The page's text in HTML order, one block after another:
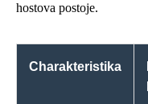
hostova postoje.
Charakteristika